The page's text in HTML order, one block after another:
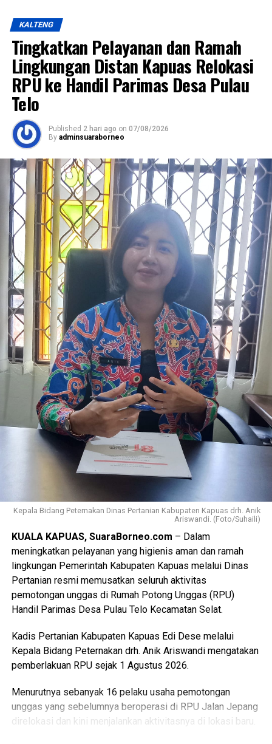
KALTENG
Tingkatkan Pelayanan dan Ramah
Lingkungan Distan Kapuas Relokasi
RPU ke Handil Parimas Desa Pulau
Telo
Published 2 hari ago on 07/08/2026
By adminsuaraborneo
Kepala Bidang Peternakan Dinas Pertanian Kabupaten Kapuas drh. Anik
Ariswandi. (Foto/Suhaili)
KUALA KAPUAS, SuaraBorneo.com – Dalam
meningkatkan pelayanan yang higienis aman dan ramah
lingkungan Pemerintah Kabupaten Kapuas melalui Dinas
Pertanian resmi memusatkan seluruh aktivitas
pemotongan unggas di Rumah Potong Unggas (RPU)
Handil Parimas Desa Pulau Telo Kecamatan Selat.
Kadis Pertanian Kabupaten Kapuas Edi Dese melalui
Kepala Bidang Peternakan drh. Anik Ariswandi mengatakan
pemberlakuan RPU sejak 1 Agustus 2026.
Menurutnya sebanyak 16 pelaku usaha pemotongan
unggas yang sebelumnya beroperasi di RPU Jalan Jepang
direlokasi dan kini menjalankan aktivitasnya di lokasi baru.